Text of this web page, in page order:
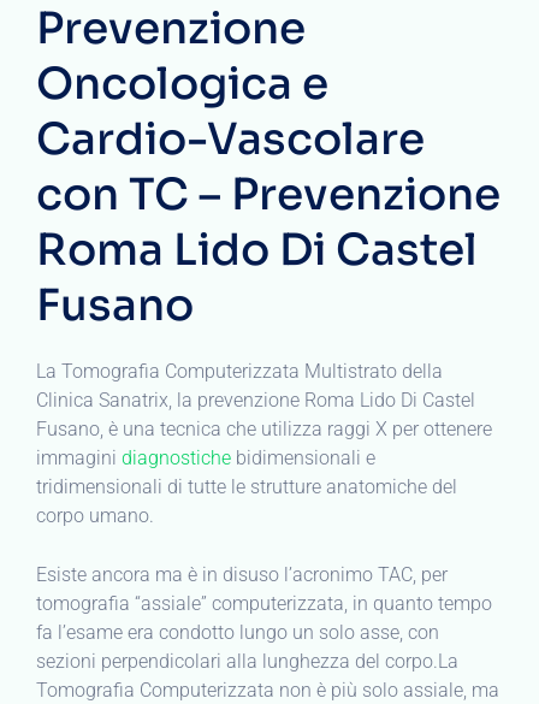
Prevenzione
Oncologica e
Cardio-Vascolare
con TC – Prevenzione
Roma Lido Di Castel
Fusano
La Tomografia Computerizzata Multistrato della
Clinica Sanatrix, la prevenzione Roma Lido Di Castel
Fusano, è una tecnica che utilizza raggi X per ottenere
immagini diagnostiche bidimensionali e
tridimensionali di tutte le strutture anatomiche del
corpo umano.
Esiste ancora ma è in disuso l’acronimo TAC, per
tomografia “assiale” computerizzata, in quanto tempo
fa l’esame era condotto lungo un solo asse, con
sezioni perpendicolari alla lunghezza del corpo.La
Tomografia Computerizzata non è più solo assiale, ma